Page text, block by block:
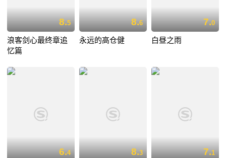
8.5
浪客剑心最终章追
忆篇
8.6
永远的高仓健
7.0
白昼之雨
6.4 8.3 7.1